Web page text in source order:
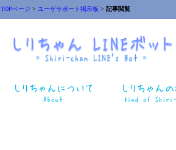
TOPページ > ユーザサポート掲示板 > 記事閲覧